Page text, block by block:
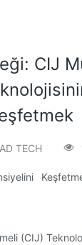
CIJ
TECH
(CIJ)